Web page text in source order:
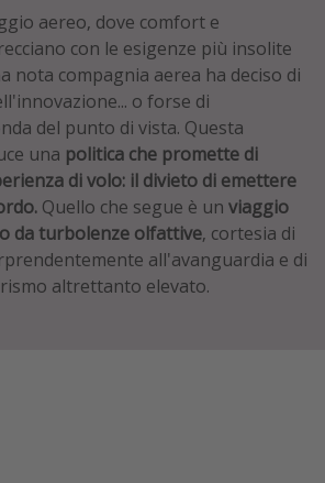
aereo, dove comfort e
con le esigenze più insolite
nota compagnia aerea ha deciso di
o forse di
del punto di vista. Questa
una politica che promette di
di volo: il divieto di emettere
Quello che segue è un viaggio
da turbolenze olfattive, cortesia di
all'avanguardia e di
altrettanto elevato.